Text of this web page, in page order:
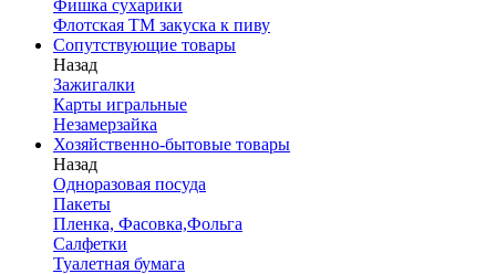
Фишка сухарики
Флотская ТМ закуска к пиву
Сопутствующие товары
Назад
Зажигалки
Карты игральные
Незамерзайка
Хозяйственно-бытовые товары
Назад
Одноразовая посуда
Пакеты
Пленка, Фасовка,Фольга
Салфетки
Туалетная бумага